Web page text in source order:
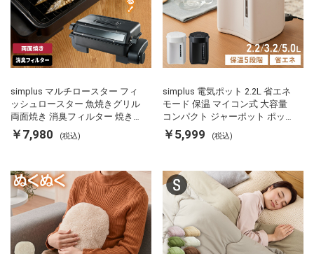
simplus マルチロースター フィ
ッシュロースター 魚焼きグリル
両面焼き 消臭フィルター 焼き魚
両面ヒーター タイマー付き SP-
FRS01 マットブラック シンプラ
￥7,980 (税込)
simplus 電気ポット 2.2L 省エネ
モード 保温 マイコン式 大容量
コンパクト ジャーポット ポット
カルキ抜き 空焚き防止 温度調節
軽量 SP-PD22 シンプラス
￥5,999 (税込)